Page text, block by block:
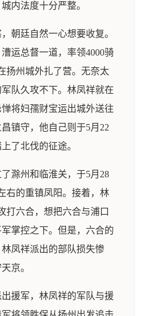
内法度十分严整。
朝廷自然一心想要收复。
运总督一道，率领4000骑
扬州城外扎了营。无奈太
队久攻不下。林凤祥就在
将妇孺财宝运出城外送往
镇守，他自己则于5月22
了北伐的征途。
滁州和临淮关，于5月28
右的重镇凤阳。接着，林
打六合，想把六合与浦口
掌控之下。但是，六合的
凤祥派出的部队损失惨
京。
援军，林凤祥的军队与援